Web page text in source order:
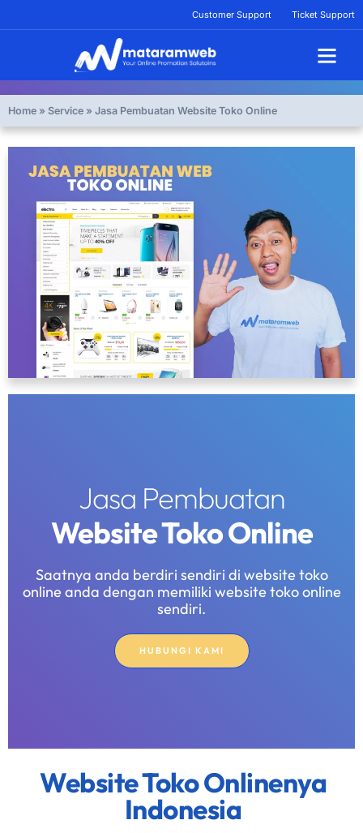
Customer Support Ticket Support
Home » Service » Jasa Pembuatan Website Toko Online
Jasa Pembuatan
Website Toko Online
Saatnya anda berdiri sendiri di website toko
online anda dengan memiliki website toko online
sendiri.
HUBUNGI KAMI
Website Toko Onlinenya
Indonesia